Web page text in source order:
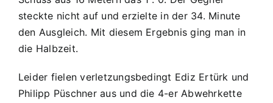
steckte nicht auf und erzielte in der 34. Minute
den Ausgleich. Mit diesem Ergebnis ging man in
die Halbzeit.
Leider fielen verletzungsbedingt Ediz Ertürk und
Philipp Püschner aus und die 4-er Abwehrkette